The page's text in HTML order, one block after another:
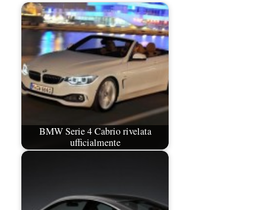
BMW Serie 4 Cabrio rivelata
ufficialmente